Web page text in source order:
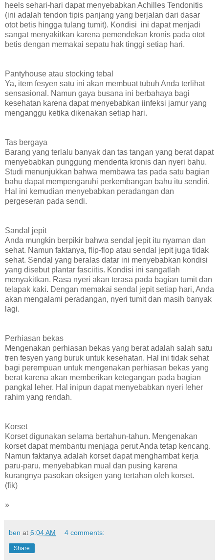
heels sehari-hari dapat menyebabkan Achilles Tendonitis
(ini adalah tendon tipis panjang yang berjalan dari dasar
otot betis hingga tulang tumit). Kondisi ini dapat menjadi
sangat menyakitkan karena pemendekan kronis pada otot
betis dengan memakai sepatu hak tinggi setiap hari.
Pantyhouse atau stocking tebal
Ya, item fesyen satu ini akan membuat tubuh Anda terlihat
sensasional. Namun gaya busana ini berbahaya bagi
kesehatan karena dapat menyebabkan iinfeksi jamur yang
menganggu ketika dikenakan setiap hari.
Tas bergaya
Barang yang terlalu banyak dan tas tangan yang berat dapat
menyebabkan punggung menderita kronis dan nyeri bahu.
Studi menunjukkan bahwa membawa tas pada satu bagian
bahu dapat mempengaruhi perkembangan bahu itu sendiri.
Hal ini kemudian menyebabkan peradangan dan
pergeseran pada sendi.
Sandal jepit
Anda mungkin berpikir bahwa sendal jepit itu nyaman dan
sehat. Namun faktanya, flip-flop atau sendal jepit juga tidak
sehat. Sendal yang beralas datar ini menyebabkan kondisi
yang disebut plantar fasciitis. Kondisi ini sangatlah
menyakitkan. Rasa nyeri akan terasa pada bagian tumit dan
telapak kaki. Dengan memakai sendal jepit setiap hari, Anda
akan mengalami peradangan, nyeri tumit dan masih banyak
lagi.
Perhiasan bekas
Mengenakan perhiasan bekas yang berat adalah salah satu
tren fesyen yang buruk untuk kesehatan. Hal ini tidak sehat
bagi perempuan untuk mengenakan perhiasan bekas yang
berat karena akan memberikan ketegangan pada bagian
pangkal leher. Hal inipun dapat menyebabkan nyeri leher
rahim yang rendah.
Korset
Korset digunakan selama bertahun-tahun. Mengenakan
korset dapat membantu menjaga perut Anda tetap kencang.
Namun faktanya adalah korset dapat menghambat kerja
paru-paru, menyebabkan mual dan pusing karena
kurangnya pasokan oksigen yang tertahan oleh korset.
(fik)
»
ben at 6:04 AM 4 comments:
Share